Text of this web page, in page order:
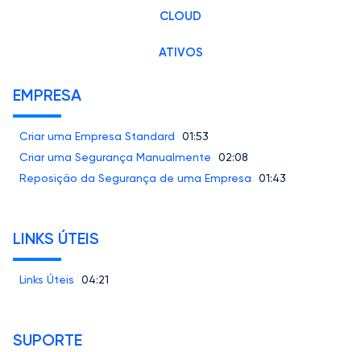
CLOUD
ATIVOS
EMPRESA
Criar uma Empresa Standard
01:53
Criar uma Segurança Manualmente
02:08
Reposição da Segurança de uma Empresa
01:43
LINKS ÚTEIS
Links Úteis 04:21
SUPORTE